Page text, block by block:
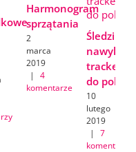
Harmonogram
sprzątania
2
marca
2019
|
4
komentarze
Śledzik
tracker
do
10
lutego
2019
|
7
komentarzy